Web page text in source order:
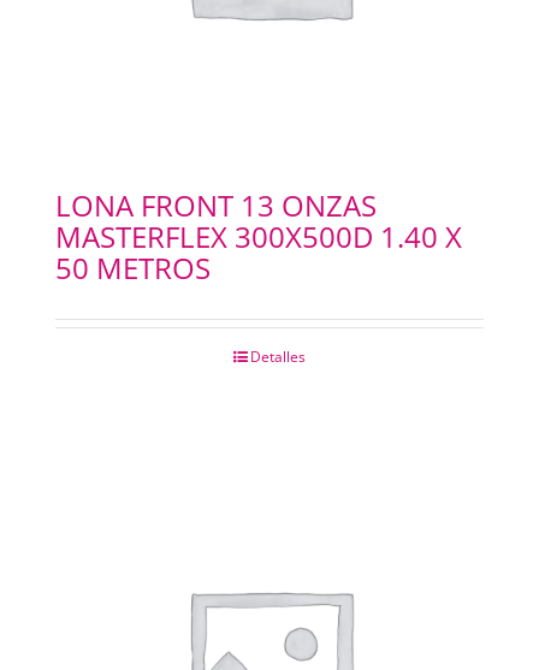
LONA FRONT 13 ONZAS
MASTERFLEX 300X500D 1.40 X
50 METROS
Detalles